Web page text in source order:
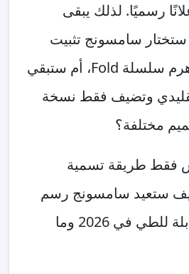
رسميًا. لذلك يبقى
سامسونج تثبيت
اسم Ultra كقمة هرم سلسلة Fold، أم ستبقي
وتضيف فقط نسخة
مختلفة؟
فقط طريقة تسمية
ستعيد سامسونج رسم
سوق الهواتف القابلة للطي في 2026 وما